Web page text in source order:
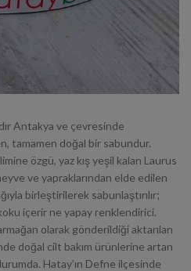
Antakya ve çevresinde
tamamen doğal bir sabundur.
özgü, yaz kış yeşil kalan Laurus
ve yapraklarından elde edilen
birleştirilerek sabunlaştırılır;
içerir ne yapay renklendirici.
olarak gönderildiği aktarılan
doğal cilt bakım ürünlerine artan
Hatay’ın Defne ilçesinde